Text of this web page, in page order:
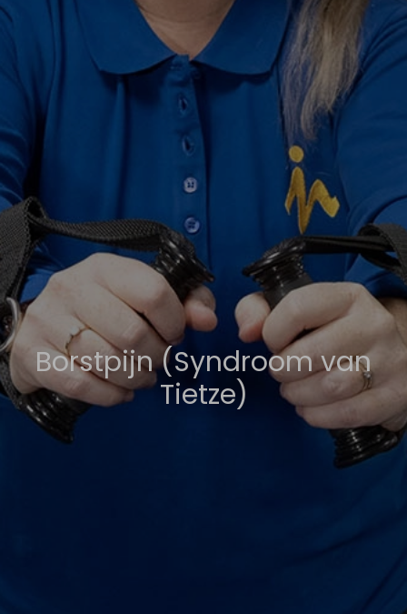
Borstpijn (Syndroom van
Tietze)